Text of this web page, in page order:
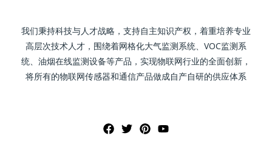
我们秉持科技与人才战略，支持自主知识产权，着重培养专业
高层次技术人才，围绕着网格化大气监测系统、VOC监测系
统、油烟在线监测设备等产品，实现物联网行业的全面创新，
将所有的物联网传感器和通信产品做成自产自研的供应体系